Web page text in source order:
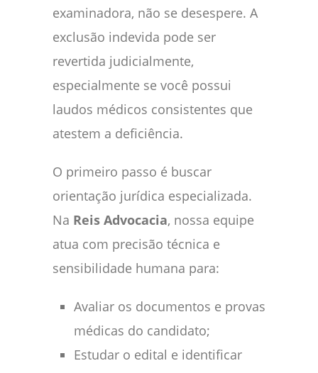
examinadora, não se desespere. A
exclusão indevida pode ser
revertida judicialmente,
especialmente se você possui
laudos médicos consistentes que
atestem a deficiência.
O primeiro passo é buscar
orientação jurídica especializada.
Na Reis Advocacia, nossa equipe
atua com precisão técnica e
sensibilidade humana para:
Avaliar os documentos e provas
médicas do candidato;
Estudar o edital e identificar